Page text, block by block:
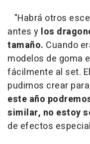
"Habrá otros
antes y los
tamaño. Cuando
modelos de goma
fácilmente al set.
pudimos crear
este año
similar, no estoy
de efectos